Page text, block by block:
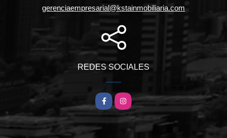
gerenciaempresarial@kstainmobiliaria.com
REDES SOCIALES
FacebookInstagram